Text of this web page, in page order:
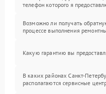
телефон которого я
Возможно ли получать
процессе выполнения
Какую гарантию вы
В каких районах Санкт-
располагаются сервисные